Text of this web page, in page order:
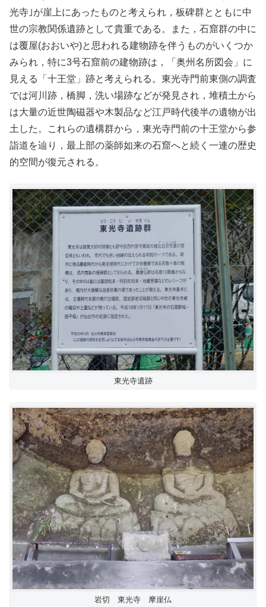
光寺｣が崖上にあったものと考えられ，板碑群とともに中
世の宗教関係遺跡として貴重である。また，石窟群の中に
は覆屋(おおいや)と思われる建物跡を伴うものがいくつか
みられ，特に3号石窟前の建物跡は，「奥州名所図会」に
見える「十王堂」跡と考えられる。東光寺門前東側の調査
では河川跡，橋脚，洗い場跡などが発見され，堆積土から
は大量の近世陶磁器や木製品など江戸時代後半の遺物が出
土した。これらの遺構群から，東光寺門前の十王堂から参
詣道を辿り，最上部の薬師如来の石窟へと続く一連の歴史
的空間が復元される。
東光寺遺跡
岩切 東光寺 摩崖仏